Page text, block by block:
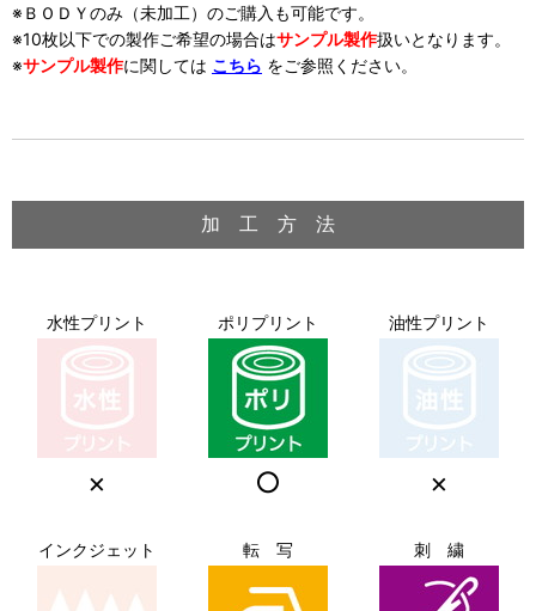
※ＢＯＤＹのみ（未加工）のご購入も可能です。
※10枚以下での製作ご希望の場合はサンプル製作扱いとなります。
※サンプル製作に関しては こちら をご参照ください。
加 工 方 法
水性プリント ポリプリント 油性プリント
× ○ ×
インクジェット 転 写 刺 繍